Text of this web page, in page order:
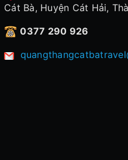
Cát Bà, Huyện Cát Hải,
0377 290 926